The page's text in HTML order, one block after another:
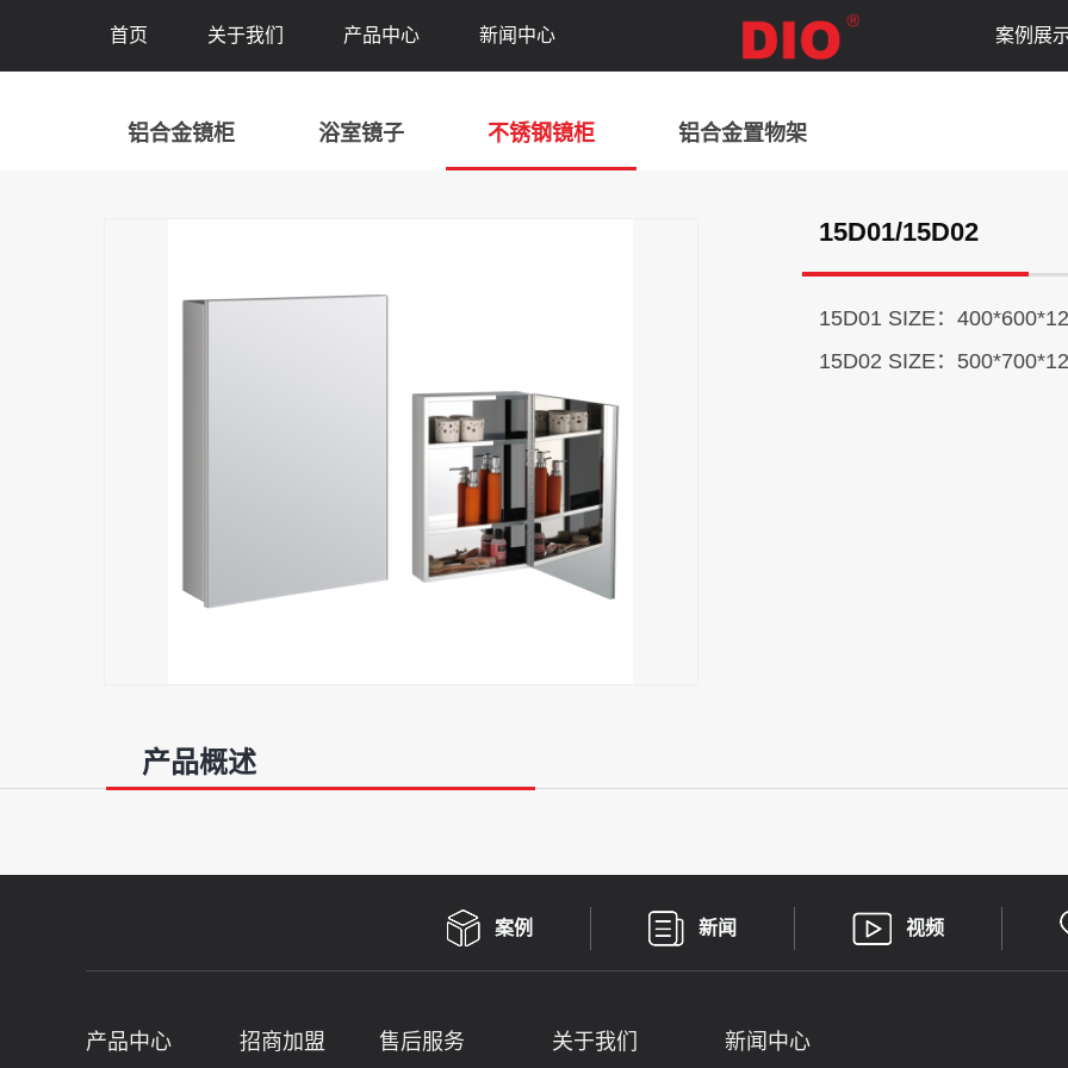
首页 关于我们 产品中心 新闻中心 案例展
铝合金镜柜 浴室镜子 不锈钢镜柜 铝合金置物架
15D01/15D02
15D01 SIZE：
15D02 SIZE：
产品概述
案例 新闻 视频
产品中心 招商加盟 售后服务 关于我们 新闻中心